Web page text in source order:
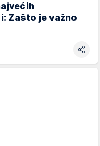
Zašto je važno